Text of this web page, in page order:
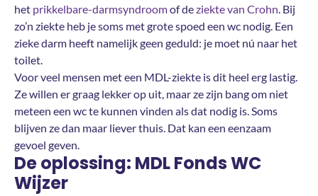
het prikkelbare-darmsyndroomof deziekte van Crohn. Bij
zo’n ziekte heb je soms met grote spoed een wc nodig. Een
zieke darm heeft namelijk geen geduld: je moet nú naar het
toilet.
Voor veel mensen met een MDL-ziekte is dit heel erg lastig.
Ze willen er graag lekker op uit, maar ze zijn bang om niet
meteen een wc te kunnen vinden als dat nodig is. Soms
blijven ze dan maar liever thuis. Dat kan een eenzaam
gevoel geven.
De oplossing: MDL Fonds WC
Wijzer